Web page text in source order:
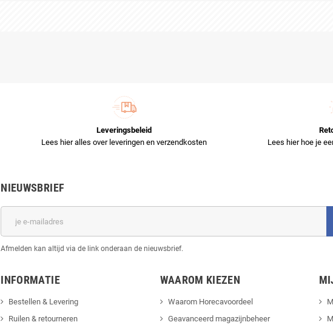
Leveringsbeleid
Lees hier alles over leveringen en verzendkosten
Lees hier hoe je
NIEUWSBRIEF
Afmelden kan altijd via de link onderaan de nieuwsbrief.
INFORMATIE
Bestellen & Levering
Ruilen & retourneren
WAAROM KIEZEN
Waarom Horecavoordeel
Geavanceerd magazijnbeheer